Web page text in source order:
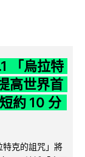
「烏拉特
高世界首
約 10 分
特克的詛咒」將